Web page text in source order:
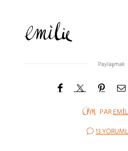
Paylaşmak
PAR
13